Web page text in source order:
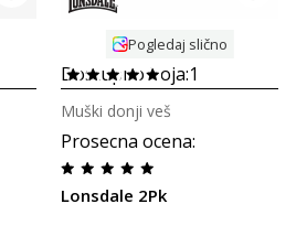
Pogledaj slično
Dostupno boja:1
Prosecna ocena:
Lonsdale 2Pk
Muški donji veš